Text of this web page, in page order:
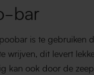
bar
is te gebruiken
wrijven, dit levert
kan ook door de